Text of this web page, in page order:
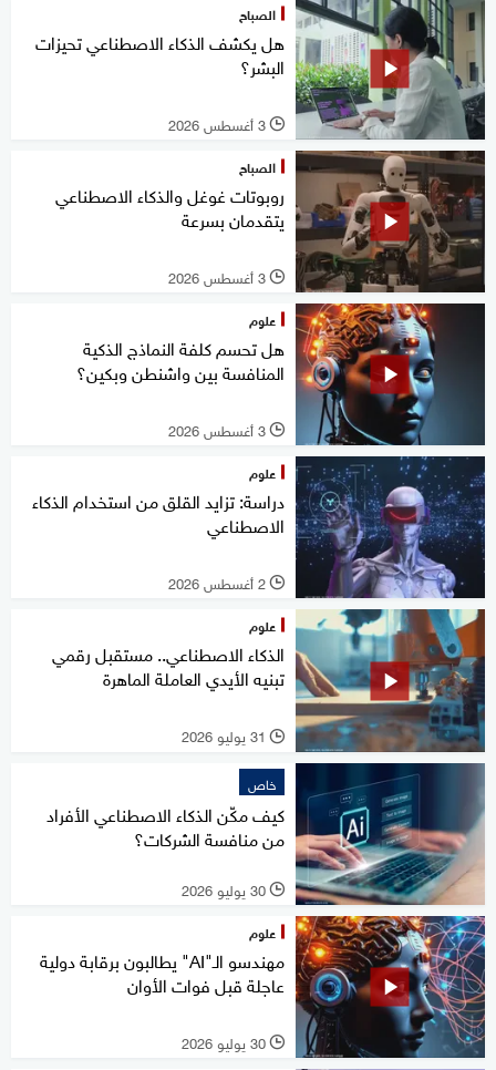
الصباح
هل يكشف الذكاء الاصطناعي تحيزات
البشر؟
l 3 أغسطس 2026
الصباح
روبوتات غوغل والذكاء الاصطناعي
يتقدمان بسرعة
l 3 أغسطس 2026
علوم
هل تحسم كلفة النماذج الذكية
المنافسة بين واشنطن وبكين؟
l 3 أغسطس 2026
علوم
دراسة: تزايد القلق من استخدام الذكاء
الاصطناعي
l 2 أغسطس 2026
علوم
الذكاء الاصطناعي.. مستقبل رقمي
تبنيه الأيدي العاملة الماهرة
l 31 يوليو 2026
خاص
كيف مكّن الذكاء الاصطناعي الأفراد
من منافسة الشركات؟
l 30 يوليو 2026
علوم
مهندسو الـ"AI" يطالبون برقابة دولية
عاجلة قبل فوات الأوان
l 30 يوليو 2026